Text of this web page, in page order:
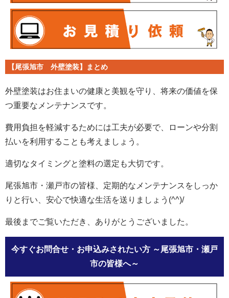
【尾張旭市 外壁塗装】まとめ
外壁塗装はお住まいの健康と美観を守り、将来の価値を保
つ重要なメンテナンスです。
費用負担を軽減するためには工夫が必要で、ローンや分割
払いを利用することも考えましょう。
適切なタイミングと塗料の選定も大切です。
尾張旭市・瀬戸市の皆様、定期的なメンテナンスをしっか
りと行い、安心で快適な生活を送りましょう(^^)/
最後までご覧いただき、ありがとうございました。
今すぐお問合せ・お申込みされたい方 ～尾張旭市・瀬戸
市の皆様へ～